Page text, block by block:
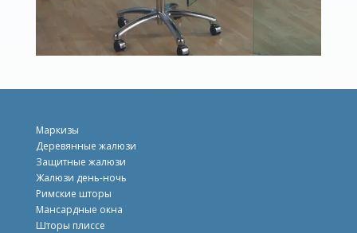
Маркизы
Деревянные жалюзи
Защитные жалюзи
Жалюзи день-ночь
Римские шторы
Mансардные окна
Шторы плиссе